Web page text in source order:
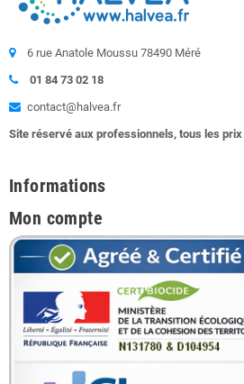
6 rue Anatole Moussu 78490 Méré
01 84 73 02 18
contact@halvea.fr
Site réservé aux professionnels, tous les
Informations
Mon compte